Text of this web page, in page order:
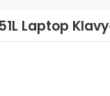
Laptop